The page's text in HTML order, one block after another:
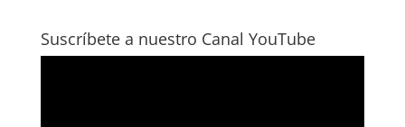
Suscríbete a nuestro Canal YouTube